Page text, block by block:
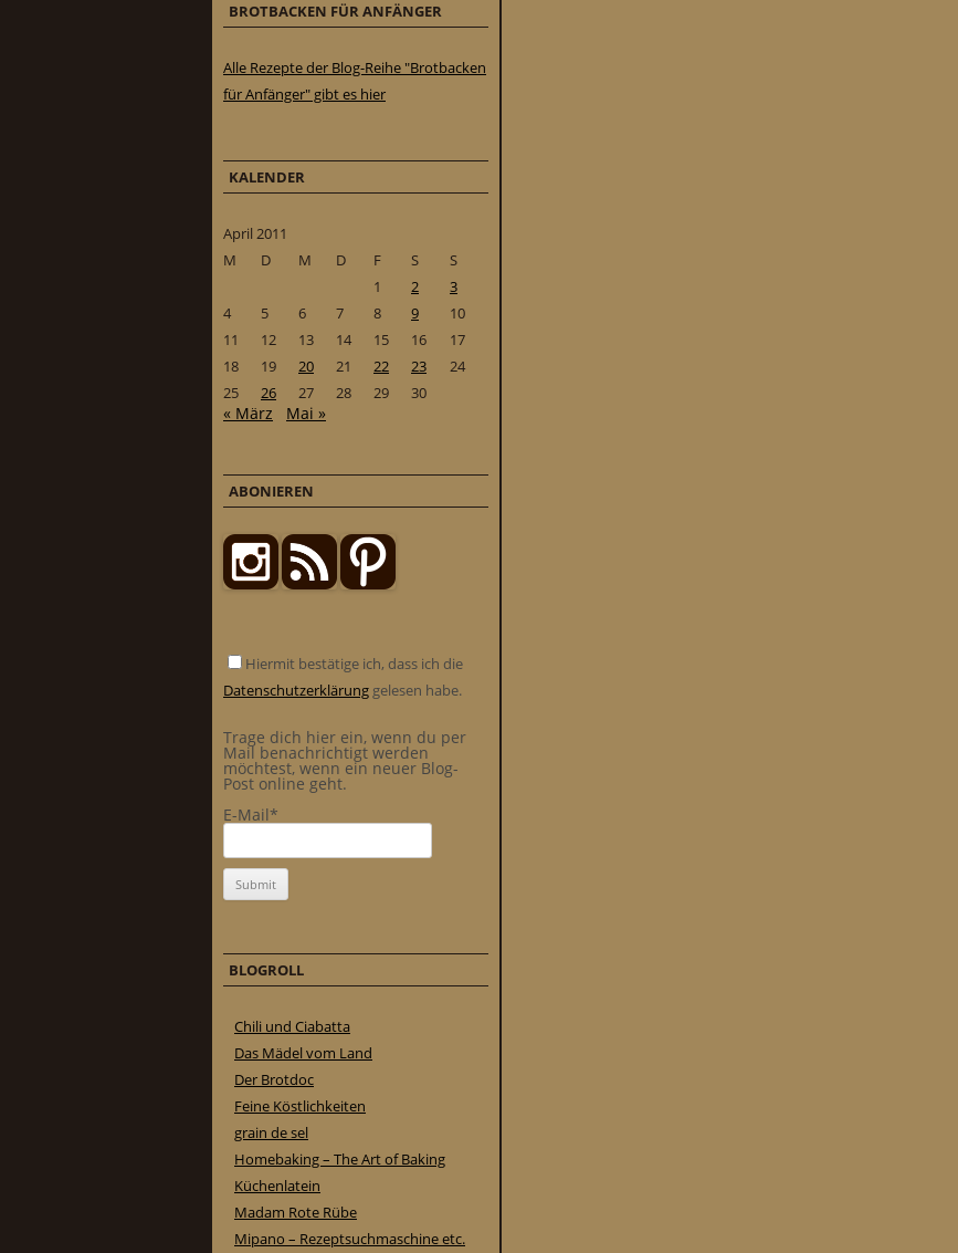
BROTBACKEN FÜR ANFÄNGER
Alle Rezepte der Blog-Reihe "Brotbacken
für Anfänger" gibt es hier
KALENDER
April 2011
M
D M D F S
S
1
2
3
4
5 6 7 8 9
10
11
12 13 14 15 16
17
18
19 20 21 22 23
24
25
26 27 28 29 30
« März Mai »
ABONIEREN
Hiermit bestätige ich, dass ich die
Datenschutzerklärung gelesen habe.
Trage dich hier ein, wenn du per
Mail benachrichtigt werden
möchtest, wenn ein neuer Blog-
Post online geht.
E-Mail*
BLOGROLL
Chili und Ciabatta
Das Mädel vom Land
Der Brotdoc
Feine Köstlichkeiten
grain de sel
Homebaking – The Art of Baking
Küchenlatein
Madam Rote Rübe
Mipano – Rezeptsuchmaschine etc.